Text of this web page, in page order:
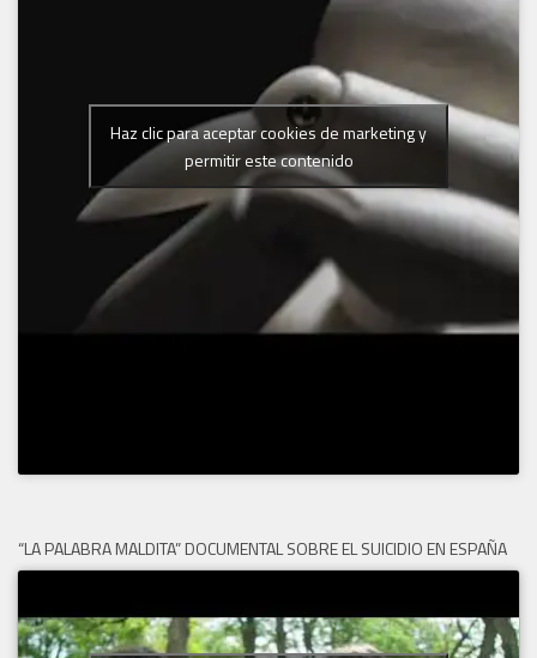
Haz clic para aceptar cookies de marketing y
permitir este contenido
“LA PALABRA MALDITA” DOCUMENTAL SOBRE EL SUICIDIO EN ESPAÑA